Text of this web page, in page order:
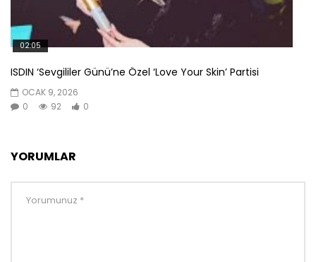
02:05
ISDIN ‘Sevgililer Günü’ne Özel ‘Love Your Skin’ Partisi
OCAK 9, 2026
0
92 0
YORUMLAR